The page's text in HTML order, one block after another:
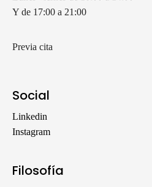
Y de 17:00 a 21:00
Previa cita
Social
Linkedin
Instagram
Filosofía